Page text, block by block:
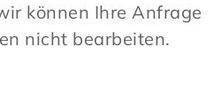
können Ihre Anfrage
nicht bearbeiten.